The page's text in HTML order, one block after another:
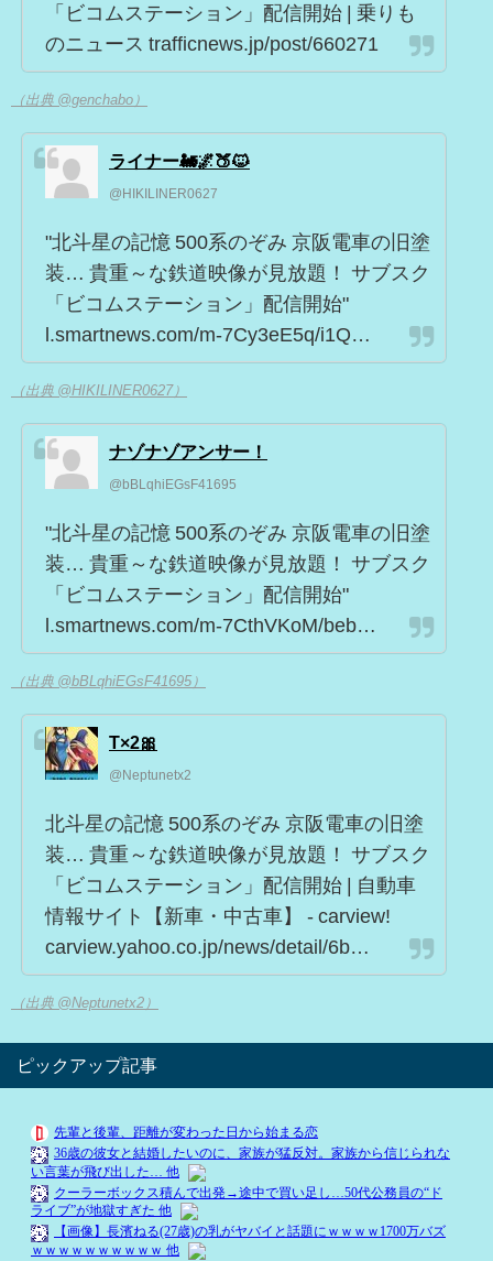
「ビコムステーション」配信開始 | 乗りも
のニュース trafficnews.jp/post/660271
（出典 @genchabo）
ライナー🚂🌌🍑🐱
@HIKILINER0627
"北斗星の記憶 500系のぞみ 京阪電車の旧塗
装… 貴重～な鉄道映像が見放題！ サブスク
「ビコムステーション」配信開始"
l.smartnews.com/m-7Cy3eE5q/i1Q…
（出典 @HIKILINER0627）
ナゾナゾアンサー！
@bBLqhiEGsF41695
"北斗星の記憶 500系のぞみ 京阪電車の旧塗
装… 貴重～な鉄道映像が見放題！ サブスク
「ビコムステーション」配信開始"
l.smartnews.com/m-7CthVKoM/beb…
（出典 @bBLqhiEGsF41695）
T×2🎀
@Neptunetx2
北斗星の記憶 500系のぞみ 京阪電車の旧塗
装… 貴重～な鉄道映像が見放題！ サブスク
「ビコムステーション」配信開始 | 自動車
情報サイト【新車・中古車】 - carview!
carview.yahoo.co.jp/news/detail/6b…
（出典 @Neptunetx2）
ピックアップ記事